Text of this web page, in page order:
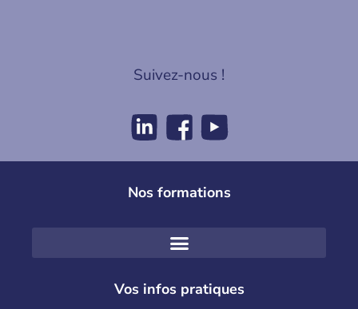
Suivez-nous !
Nos formations
Vos infos pratiques